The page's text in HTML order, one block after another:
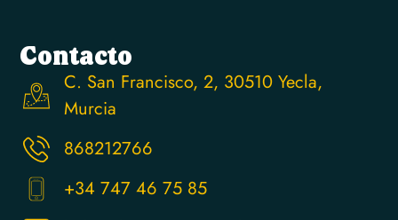
Contacto
C. San Francisco, 2, 30510 Yecla,
Murcia
868212766
+34 747 46 75 85